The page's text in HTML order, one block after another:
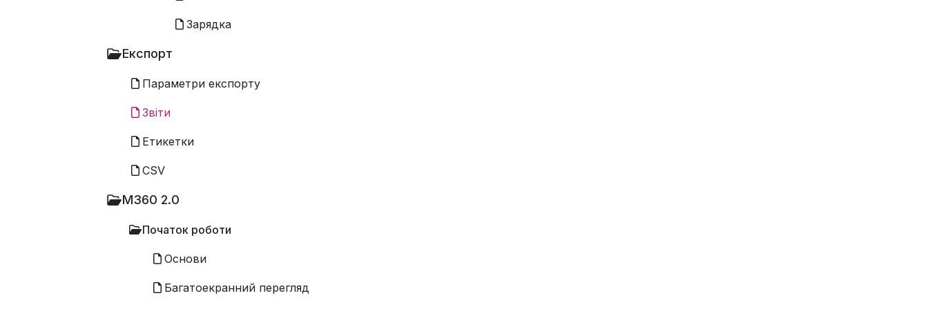
Зарядка
Експорт
Параметри експорту
Звіти
Етикетки
CSV
M360 2.0
Початок роботи
Основи
Багатоекранний перегляд